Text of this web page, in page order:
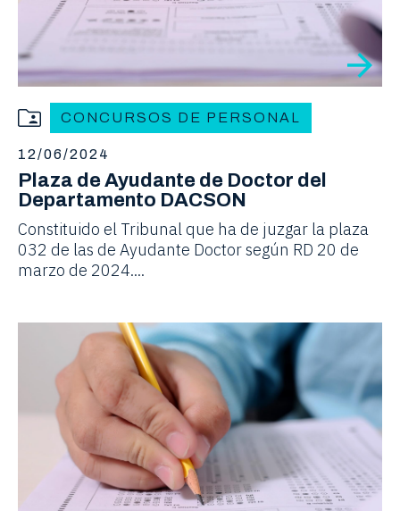
CONCURSOS DE PERSONAL
12/06/2024
Plaza de Ayudante de Doctor del
Departamento DACSON
Constituido el Tribunal que ha de juzgar la plaza
032 de las de Ayudante Doctor según RD 20 de
marzo de 2024....